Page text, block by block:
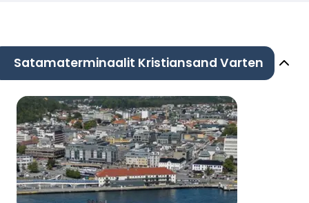
Satamaterminaalit Kristiansand Varten